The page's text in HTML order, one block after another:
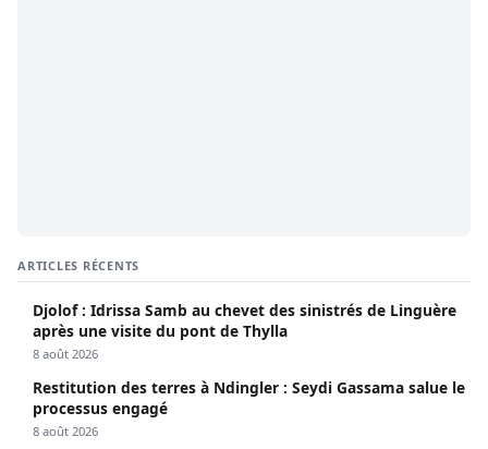
ARTICLES RÉCENTS
Djolof : Idrissa Samb au chevet des sinistrés de Linguère
après une visite du pont de Thylla
8 août 2026
Restitution des terres à Ndingler : Seydi Gassama salue le
processus engagé
8 août 2026